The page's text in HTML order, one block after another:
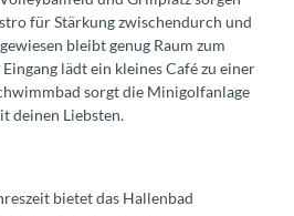
für Stärkung zwischendurch und
bleibt genug Raum zum
lädt ein kleines Café zu einer
sorgt die Minigolfanlage
deinen Liebsten.
bietet das Hallenbad